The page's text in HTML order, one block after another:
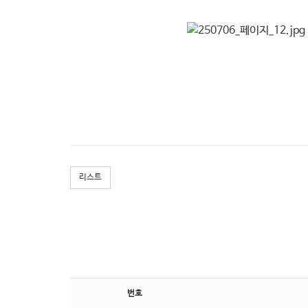
리스트
번호